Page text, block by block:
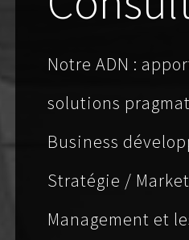
Notre ADN :
solutions
Business
Stratégie /
Management et